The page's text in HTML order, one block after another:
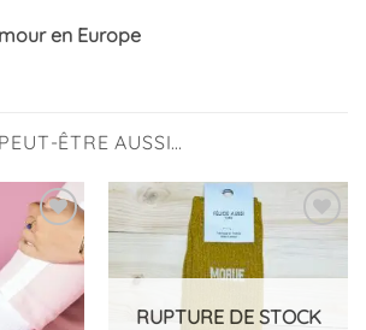
en Europe
ÊTRE AUSSI…
Ajouter
à la
d’envies
liste
RUPTURE DE STOCK